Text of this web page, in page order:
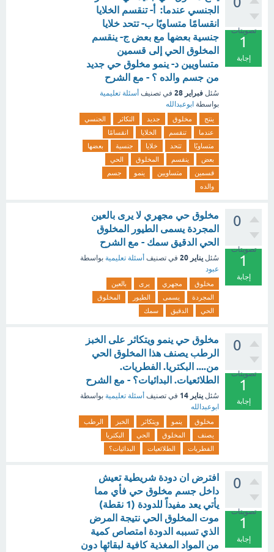
تصويتات
1
إجابة
الجنسي عندما: أ- تنقسم الخلايا
انقسامًا متساويًا ب- تتحد خلايا
جنسية بعضها مع بعض ج- ينقسم
المخلوق الحي إلى قسمين
متساويين د- ينمو مخلوق حي جديد
من جسم والده ؟ - مع الشرح
سُئل فبراير 28 في تصنيف أسئلة تعليمية
بواسطة ابوعبدالله
ينتج مخلوق جديد التكاثر
الجنسي
عندما
تنقسم الخلايا
انقسامًا
متساويًا
تتحد خلايا جنسية
بعضها
بعض
ينقسم المخلوق
الحي
قسمين
متساويين ينمو
جسم
والده
0
تصويتات
1
إجابة
مخلوق حي مجهري لا يرى بالعين
المجردة يسمى الطيور المخلوق
الحي الدقيق سمك - مع الشرح
سُئل يناير 20 في تصنيف أسئلة تعليمية بواسطة
عبود
مخلوق مجهري يرى
بالعين
المجردة
يسمى الطيور
المخلوق
الحي
الدقيق سمك
0
تصويتات
1
إجابة
مخلوق حي ينمو ويتكاثر على الخبز
الرطب يصنف هذا المخلوق الحي
من.... البكتريا. الفطريات.
الطلائعيات. البدائيات؟ - مع الشرح
سُئل يناير 14 في تصنيف أسئلة تعليمية بواسطة
ابوعبدالله
مخلوق ينمو ويتكاثر الخبز
الرطب
يصنف
المخلوق الحي
البكتريا
الفطريات
الطلائعيات البدائيات؟
0
تصويتات
1
إجابة
افترض ان دودة شريطية تعيش
داخل جسم مخلوق حي فأي مما
يأتي يعد مفيداً للدودة (1 نقطة)
موت المخلوق الحي نتيجة المرض
الذي تسببه الدودة امتصاص كمية
من المواد المغذية كافية لبقائها دون